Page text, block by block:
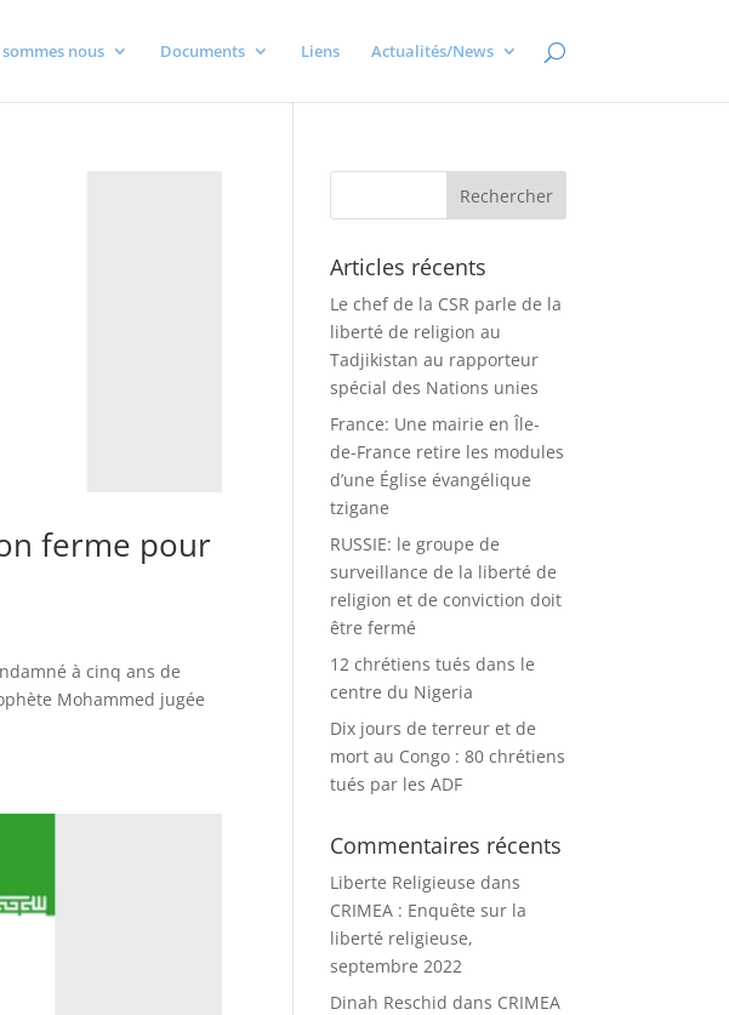
nous Documents Liens Actualités/News
ferme pour
à cinq ans de
Mohammed jugée
Articles récents
Le chef de la CSR parle de la
liberté de religion au
Tadjikistan au rapporteur
spécial des Nations unies
France: Une mairie en Île-
de-France retire les modules
d’une Église évangélique
tzigane
RUSSIE: le groupe de
surveillance de la liberté de
religion et de conviction doit
être fermé
12 chrétiens tués dans le
centre du Nigeria
Dix jours de terreur et de
mort au Congo : 80 chrétiens
tués par les ADF
Commentaires récents
Liberte Religieuse dans
CRIMEA : Enquête sur la
liberté religieuse,
septembre 2022
Dinah Reschid dans CRIMEA